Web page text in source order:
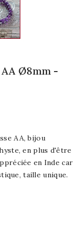
Ø8mm -
AA, bijou
en plus d'être
en Inde car
taille unique.